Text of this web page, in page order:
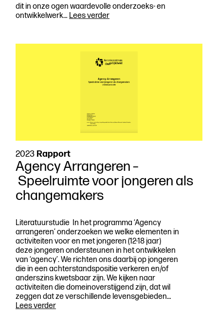
dit in onze ogen waardevolle onderzoeks- en
ontwikkelwerk… Lees verderAgency
Studiezalen
2023 Rapport
Agency Arrangeren –
Speelruimte voor jongeren als
changemakers
Literatuurstudie In het programma ‘Agency
arrangeren’ onderzoeken we welke elementen in
activiteiten voor en met jongeren (12-18 jaar)
deze jongeren ondersteunen in het ontwikkelen
van ‘agency’. We richten ons daarbij op jongeren
die in een achterstandspositie verkeren en/of
anderszins kwetsbaar zijn. We kijken naar
activiteiten die domeinoverstijgend zijn, dat wil
zeggen dat ze verschillende levensgebieden…
Lees verderAgency